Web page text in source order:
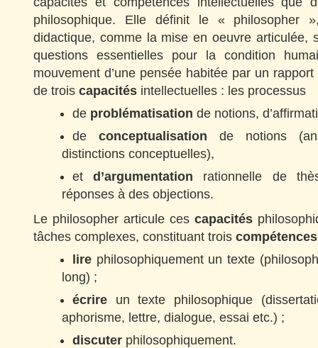
philosophique. Elle définit le « philosopher
didactique, comme la mise en oeuvre articulée,
questions essentielles pour la condition
mouvement d’une pensée habitée par un
de trois capacités intellectuelles : les processus
de problématisation de notions,
de conceptualisation de notions
distinctions conceptuelles),
etd’argumentation rationnelle de
réponses à des objections.
Le philosopher articule ces capacités
tâches complexes, constituant trois compétences
lire philosophiquement un texte
long) ;
écrire un texte philosophique
aphorisme, lettre, dialogue, essai etc.) ;
discuter philosophiquement.